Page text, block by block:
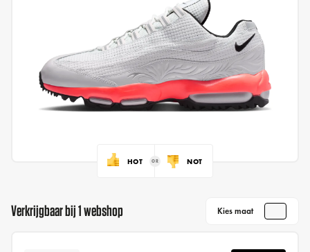
HOT NOT
Verkrijgbaar bij 1 webshop Kies maat